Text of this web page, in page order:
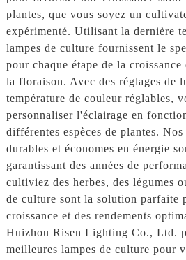
Tobin : +86
plantes, que vous soyez un
expérimenté. Utilisant la dernière
lampes de culture fournissent le
pour chaque étape de la croissance
la floraison. Avec des réglages de
température de couleur réglables,
personnaliser l'éclairage en
différentes espèces de plantes.
durables et économes en énergie
garantissant des années de
cultiviez des herbes, des légumes
de culture sont la solution parfaite
croissance et des rendements
Huizhou Risen Lighting Co., Ltd.
meilleures lampes de culture pour